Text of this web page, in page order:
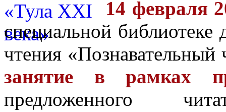
14 февраля
специальной
чтения «Познавательный
занятие в рамках
предложенного